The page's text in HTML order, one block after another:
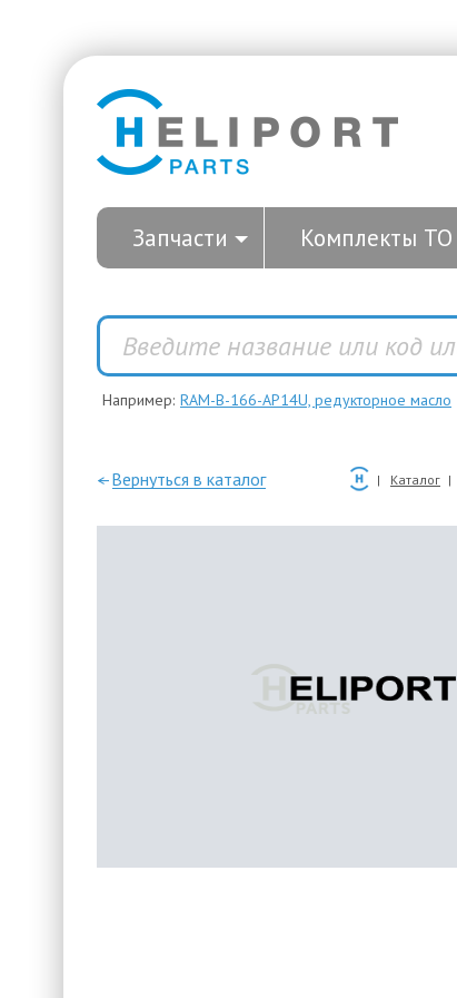
Запчасти Комплекты ТО
Например: RAM-B-166-AP14U, редукторное масло
—Вернуться в каталог Каталог